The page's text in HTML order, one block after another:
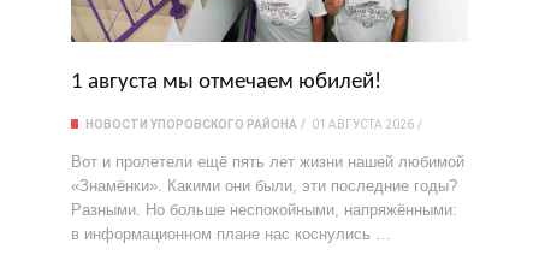
1 августа мы отмечаем юбилей!
НОВОСТИ УПОРОВСКОГО РАЙОНА 01 АВГУСТА 2026
Вот и пролетели ещё пять лет жизни нашей любимой
«Знамёнки». Какими они были, эти последние годы?
Разными. Но больше неспокойными, напряжёнными:
в информационном плане нас коснулись …